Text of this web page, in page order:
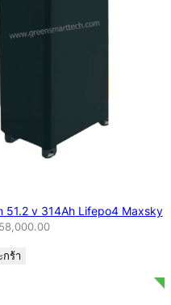
v 314Ah Lifepo4 Maxsky
58,000.00Current
ร้า